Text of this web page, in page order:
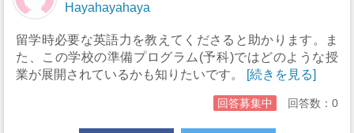
Hayahayahaya
留学時必要な英語力を教えてくださると助かります。ま
た、この学校の準備プログラム(予科)ではどのような授
業が展開されているかも知りたいです。
[続きを見る]
回答募集中 回答数：0